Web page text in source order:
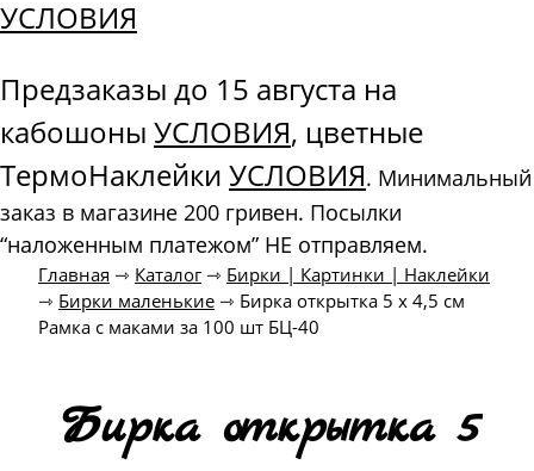
УСЛОВИЯ
Предзаказы до 15 августа на
кабошоны УСЛОВИЯ, цветные
ТермоНаклейки УСЛОВИЯ. Минимальный
заказ в магазине 200 гривен. Посылки
“наложенным платежом” НЕ отправляем.
Главная ⇾ Каталог⇾ Бирки | Картинки | Наклейки
⇾ Бирки маленькие ⇾ Бирка открытка 5 х 4,5 см
Рамка с маками за 100 шт БЦ-40
Бирка открытка 5